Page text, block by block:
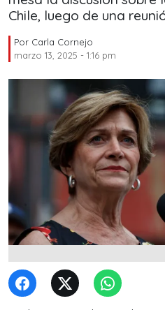
Chile, luego de una
Por Carla Cornejo
marzo 13, 2025 - 1:16 pm